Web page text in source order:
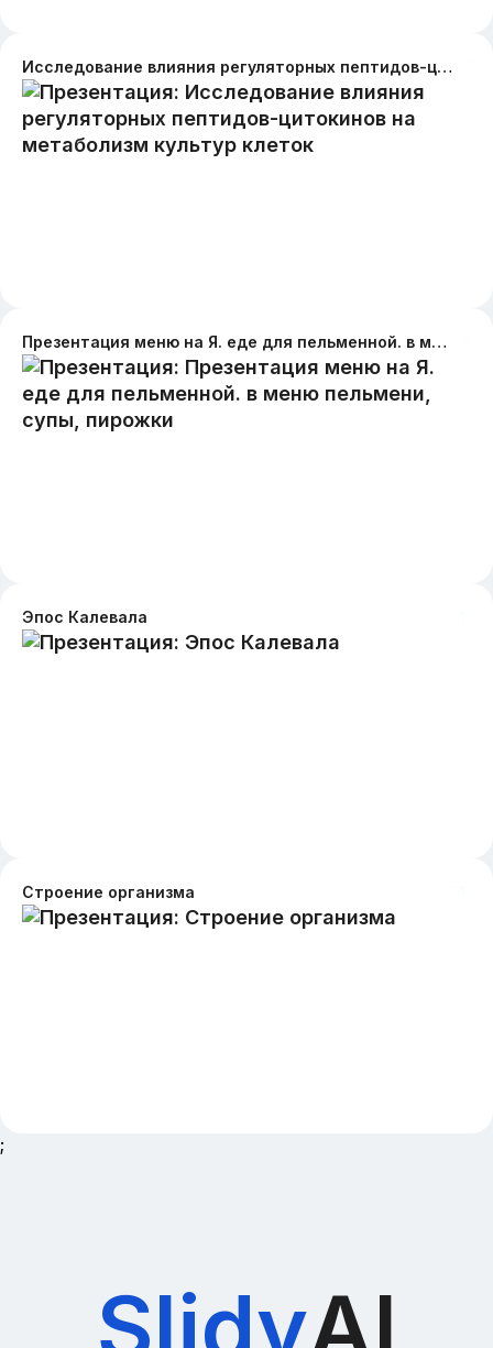
Исследование влияния регуляторных пептидов-цитокинов на метаболизм культур клеток
Презентация меню на Я. еде для пельменной. в меню пельмени, супы, пирожки
Эпос Калевала
Строение организма
;
SlidyAI